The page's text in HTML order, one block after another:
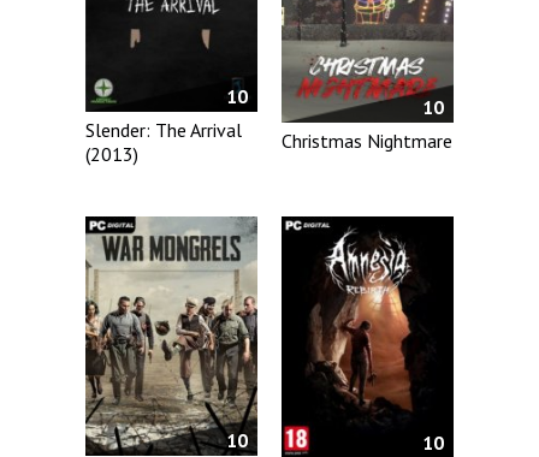
10
Slender: The Arrival
(2013)
10
Christmas Nightmare
10
10